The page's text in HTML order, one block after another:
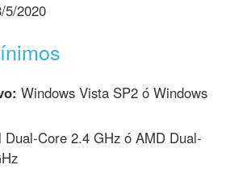
5/2020
Windows Vista SP2 ó Windows
Dual-Core 2.4 GHz ó AMD Dual-